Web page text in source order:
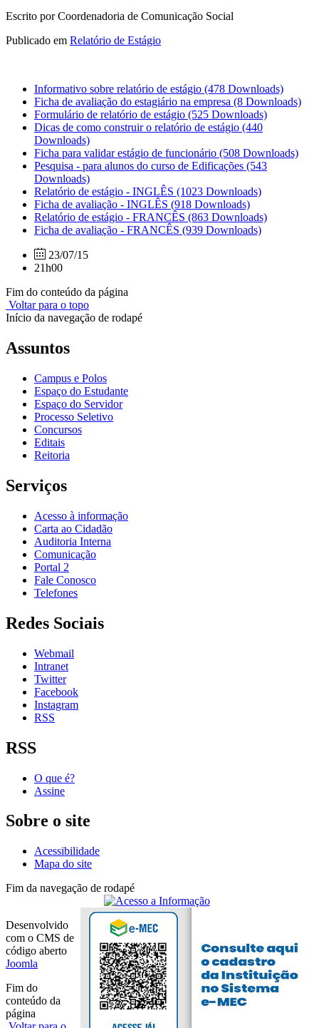
Escrito por Coordenadoria de Comunicação Social
Publicado em Relatório de Estágio
Informativo sobre relatório de estágio (478 Downloads)
Ficha de avaliação do estagiário na empresa (8 Downloads)
Formulário de relatório de estágio (525 Downloads)
Dicas de como construir o relatório de estágio (440
Downloads)
Ficha para validar estágio de funcionário (508 Downloads)
Pesquisa - para alunos do curso de Edificações (543
Downloads)
Relatório de estágio - INGLÊS (1023 Downloads)
Ficha de avaliação - INGLÊS (918 Downloads)
Relatório de estágio - FRANCÊS (863 Downloads)
Ficha de avaliação - FRANCÊS (939 Downloads)
23/07/15
21h00
Fim do conteúdo da página
Voltar para o topo
Início da navegação de rodapé
Assuntos
Campus e Polos
Espaço do Estudante
Espaço do Servidor
Processo Seletivo
Concursos
Editais
Reitoria
Serviços
Acesso à informação
Carta ao Cidadão
Auditoria Interna
Comunicação
Portal 2
Fale Conosco
Telefones
Redes Sociais
Webmail
Intranet
Twitter
Facebook
Instagram
RSS
RSS
O que é?
Assine
Sobre o site
Acessibilidade
Mapa do site
Fim da navegação de rodapé
Desenvolvido
com o CMS de
código aberto
Joomla
Fim do
conteúdo da
página